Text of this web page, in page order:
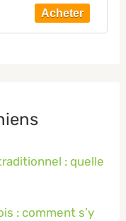
: quelle
: comment s’y